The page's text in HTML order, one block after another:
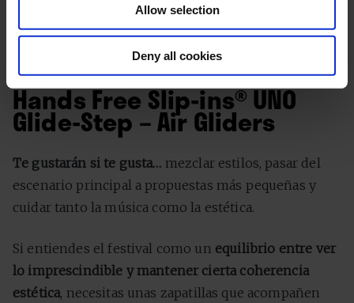
Allow selection
Deny all cookies
Skechers Hands Free Slip-ins® Glide-Step Altus
El todoterreno: Skechers
Hands Free Slip-ins® UNO
Glide-Step – Air Gliders
Te gustarán si te gusta… mezclar estilos, pasar del
escenario principal a propuestas más pequeñas y
cuidar tanto la música como la estética.
Si entiendes el festival como un equilibrio entre ver
lo imprescindible y mantener cierta coherencia
estética, necesitas unas zapatillas que acompañen